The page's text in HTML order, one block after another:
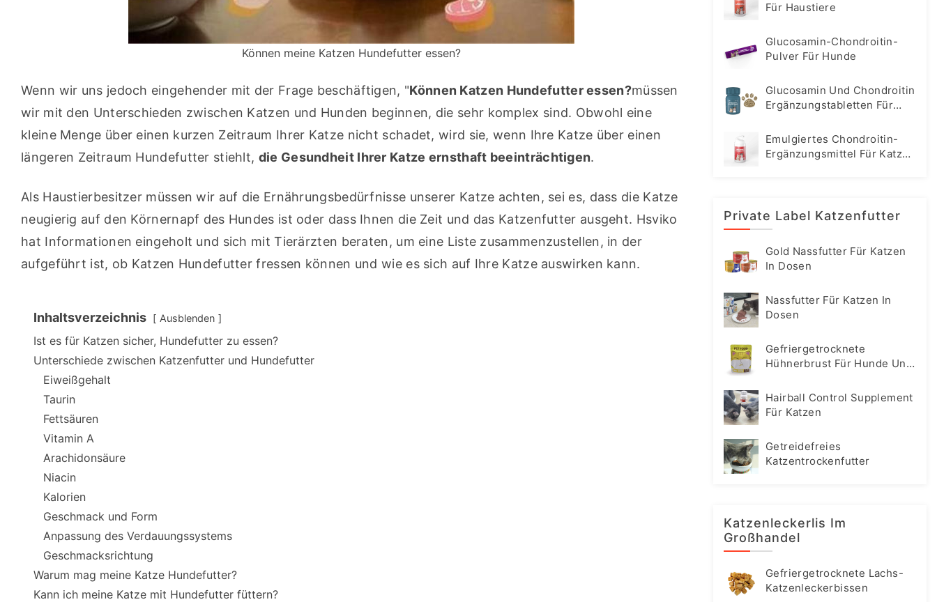
Können meine Katzen Hundefutter essen?
Wenn wir uns jedoch eingehender mit der Frage beschäftigen, "Können Katzen Hundefutter essen?müssen
wir mit den Unterschieden zwischen Katzen und Hunden beginnen, die sehr komplex sind. Obwohl eine
kleine Menge über einen kurzen Zeitraum Ihrer Katze nicht schadet, wird sie, wenn Ihre Katze über einen
längeren Zeitraum Hundefutter stiehlt, die Gesundheit Ihrer Katze ernsthaft beeinträchtigen.
Als Haustierbesitzer müssen wir auf die Ernährungsbedürfnisse unserer Katze achten, sei es, dass die Katze
neugierig auf den Körnernapf des Hundes ist oder dass Ihnen die Zeit und das Katzenfutter ausgeht. Hsviko
hat Informationen eingeholt und sich mit Tierärzten beraten, um eine Liste zusammenzustellen, in der
aufgeführt ist, ob Katzen Hundefutter fressen können und wie es sich auf Ihre Katze auswirken kann.
Inhaltsverzeichnis Ausblenden
Ist es für Katzen sicher, Hundefutter zu essen?
Unterschiede zwischen Katzenfutter und Hundefutter
Eiweißgehalt
Taurin
Fettsäuren
Vitamin A
Arachidonsäure
Niacin
Kalorien
Geschmack und Form
Anpassung des Verdauungssystems
Geschmacksrichtung
Warum mag meine Katze Hundefutter?
Kann ich meine Katze mit Hundefutter füttern?
Für Haustiere
Glucosamin-Chondroitin-
Pulver Für Hunde
Glucosamin Und Chondroitin
Ergänzungstabletten Für
Emulgiertes Chondroitin-
Ergänzungsmittel Für Katzen
Private Label Katzenfutter
Gold Nassfutter Für Katzen
In Dosen
Nassfutter Für Katzen In
Dosen
Gefriergetrocknete
Hühnerbrust Für Hunde Und
Hairball Control Supplement
Für Katzen
Getreidefreies
Katzentrockenfutter
Katzenleckerlis Im
Großhandel
Gefriergetrocknete Lachs-
Katzenleckerbissen